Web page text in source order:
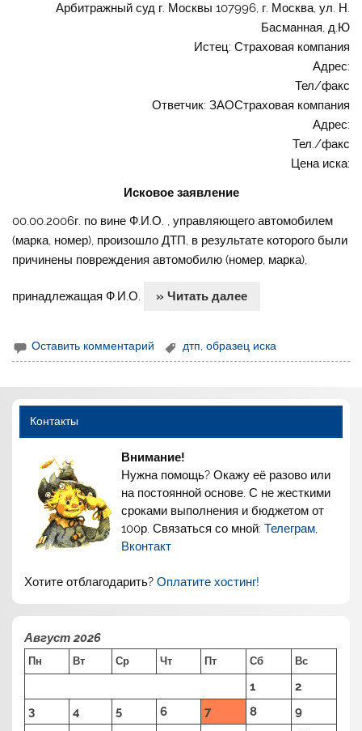
Арбитражный суд г. Москвы 107996, г. Москва, ул. Н.
Басманная, д.Ю
Истец: Страховая компания
Адрес:
Тел/факс
Ответчик: ЗАОСтраховая компания
Адрес:
Тел./факс
Цена иска:
Исковое заявление
00.00.2006г. по вине Ф.И.О. , управляющего автомобилем
(марка, номер), произошло ДТП, в результате которого были
причинены повреждения автомобилю (номер, марка),
принадлежащая Ф.И.О. » Читать далее
Оставить комментарий дтп ,образец иска
Контакты
Внимание!
Нужна помощь? Окажу её разово или
на постоянной основе. С не жесткими
сроками выполнения и бюджетом от
100р. Связаться со мной:Телеграм,
Вконтакт
Хотите отблагодарить?Оплатите хостинг!
Август 2026
Пн Вт Ср Чт Пт Сб Вс
1
2
3
4 5 6 7 8
9